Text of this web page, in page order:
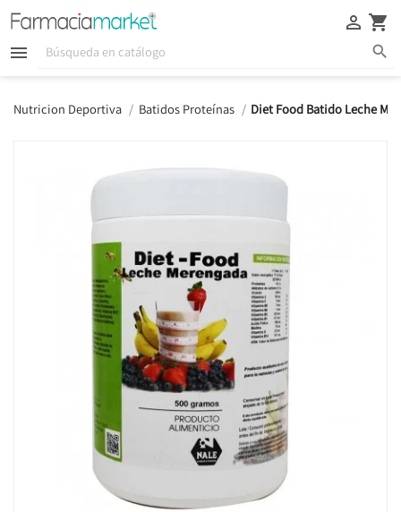
  
 
Nutricion Deportiva Batidos Proteínas Diet Food Batido Leche